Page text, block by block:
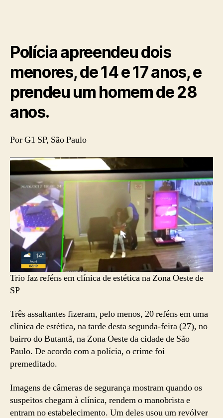
Polícia apreendeu dois
menores, de 14 e 17 anos, e
prendeu um homem de 28
anos.
Por G1 SP, São Paulo
Trio faz reféns em clínica de estética na Zona Oeste de
SP
Três assaltantes fizeram, pelo menos, 20 reféns em uma
clínica de estética, na tarde desta segunda-feira (27), no
bairro do Butantã, na Zona Oeste da cidade de São
Paulo. De acordo com a polícia, o crime foi
premeditado.
Imagens de câmeras de segurança mostram quando os
suspeitos chegam à clínica, rendem o manobrista e
entram no estabelecimento. Um deles usou um revólver